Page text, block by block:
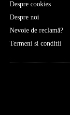
Despre cookies
Despre noi
Nevoie de reclamă?
Termeni si conditii